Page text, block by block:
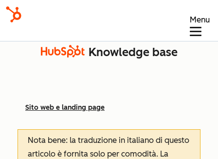
Menu
Knowledge base
Sito web e landing page
Nota bene: la traduzione in italiano di questo
articolo è fornita solo per comodità. La